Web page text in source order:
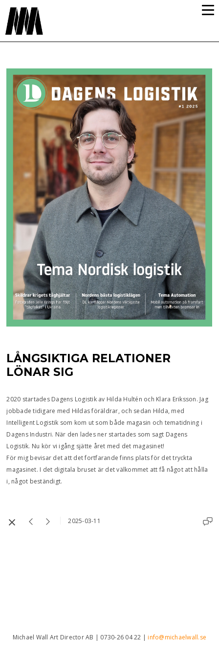
LÅNGSIKTIGA RELATIONER
LÖNAR SIG
2020 startades Dagens Logistik av Hilda Hultén och Klara Eriksson. Jag
jobbade tidigare med Hildas föräldrar, och sedan Hilda, med
Intelligent Logistik som kom ut som både magasin och tematidning i
Dagens Industri. När den lades ner startades som sagt Dagens
Logistik. Nu kör vi igång sjätte året med det magasinet!
För mig bevisar det att det fortfarande finns plats för det tryckta
magasinet. I det digitala bruset är det välkommet att få något att hålla
i, något beständigt.
2025-03-11
Michael Wall Art Director AB | 0730-26 04 22 |info@michaelwall.se